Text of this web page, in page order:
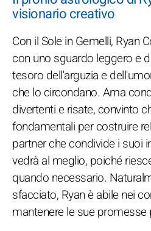
visionario creativo
Con il Sole in Gemelli, Ryan
con uno sguardo leggero e
tesoro dell'arguzia e
che lo circondano. Ama
divertenti e risate, convinto
fondamentali per costruire
partner che condivide i suoi
vedrà al meglio, poiché
quando necessario.
sfacciato, Ryan è abile nei
mantenere le sue promesse